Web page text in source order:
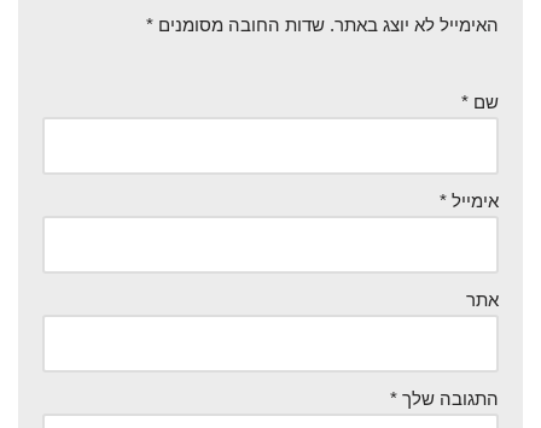
האימייל לא יוצג באתר. שדות החובה מסומנים *
שם *
אימייל *
אתר
התגובה שלך *